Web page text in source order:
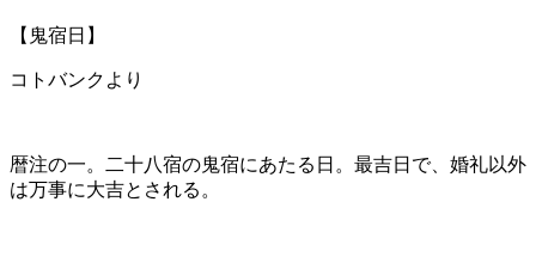
【鬼宿日】
コトバンクより
暦注の一。二十八宿の鬼宿にあたる日。最吉日で、婚礼以外
は万事に大吉とされる。